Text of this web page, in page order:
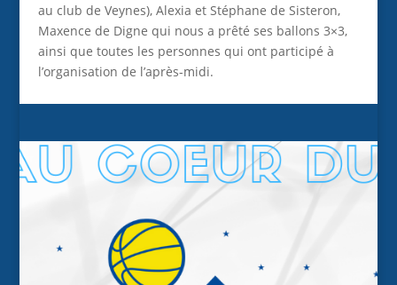
au club de Veynes), Alexia et Stéphane de Sisteron,
Maxence de Digne qui nous a prêté ses ballons 3×3,
ainsi que toutes les personnes qui ont participé à
l’organisation de l’après-midi.